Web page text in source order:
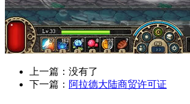
上一篇：没有了
下一篇： 阿拉德大陆商贸许可证